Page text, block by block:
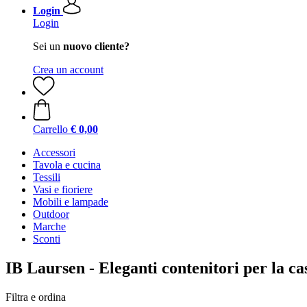
Login
Login
Sei un nuovo cliente?
Crea un account
Carrello € 0,00
Accessori
Tavola e cucina
Tessili
Vasi e fioriere
Mobili e lampade
Outdoor
Marche
Sconti
IB Laursen - Eleganti contenitori per la
Filtra e ordina